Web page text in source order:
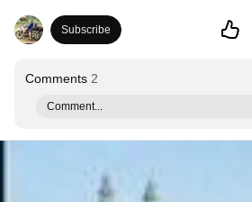
Subscribe
Comments 2
Comment...